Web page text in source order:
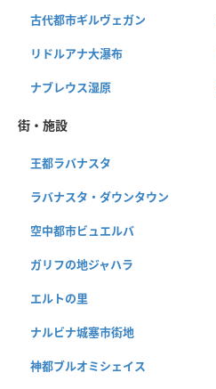
古代都市ギルヴェガン
リドルアナ大瀑布
ナブレウス湿原
街・施設
王都ラバナスタ
ラバナスタ・ダウンタウン
空中都市ビュエルバ
ガリフの地ジャハラ
エルトの里
ナルビナ城塞市街地
神都ブルオミシェイス